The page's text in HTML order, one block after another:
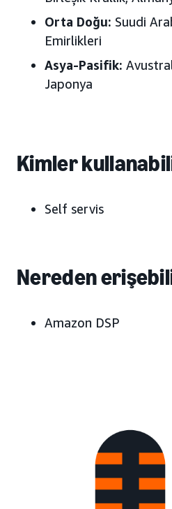
Orta Doğu: Suudi
Emirlikleri
Asya-Pasifik:
Japonya
Kimler
Self servis
Nereden
Amazon DSP